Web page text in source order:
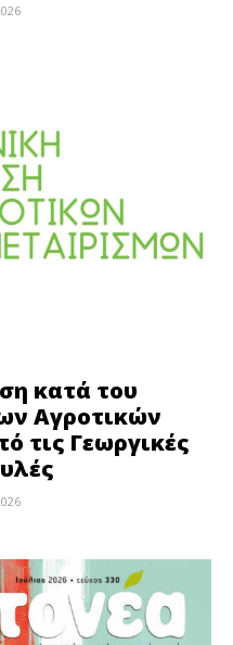
κατά του
Αγροτικών
τις Γεωργικές